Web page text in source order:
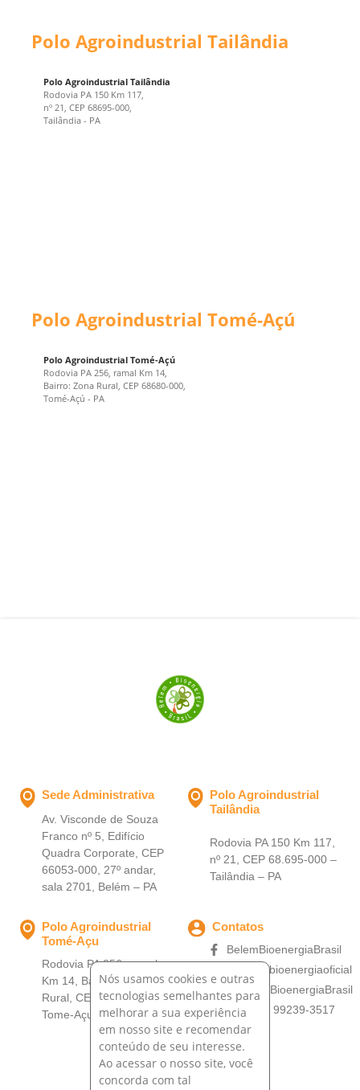
Polo Agroindustrial Tailândia
Polo Agroindustrial Tailândia
Rodovia PA 150 Km 117,
nº 21, CEP 68695-000,
Tailândia - PA
Polo Agroindustrial Tomé-Açú
Polo Agroindustrial Tomé-Açú
Rodovia PA 256, ramal Km 14,
Bairro: Zona Rural, CEP 68680-000,
Tomé-Açú - PA
Nós usamos cookies e outras
tecnologias semelhantes para
melhorar a sua experiência
em nosso site e recomendar
conteúdo de seu interesse.
Ao acessar o nosso site, você
concorda com tal
Sede Administrativa
Av. Visconde de Souza
Franco nº 5, Edifício
Quadra Corporate, CEP
66053-000, 27º andar,
sala 2701, Belém – PA
Polo Agroindustrial
Tailândia
Rodovia PA 150 Km 117,
nº 21, CEP 68.695-000 –
Tailândia – PA
Polo Agroindustrial
Tomé-Açu
Rodovia PA 256, ramal
Km 14, Bairro: Zona
Rural, CEP 68680-000 –
Tome-Açu – PA
Contatos
BelemBioenergiaBrasil
@belembioenergiaoficial
@BelemBioenergiaBrasil
+55 (91) 99239-3517